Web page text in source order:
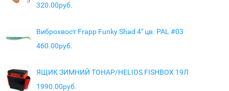
320.00руб.
Виброхвост Frapp Funky Shad 4" цв. PAL #03
460.00руб.
ЯЩИК ЗИМНИЙ ТОНАР/HELIOS FISHBOX 19Л
1990.00руб.